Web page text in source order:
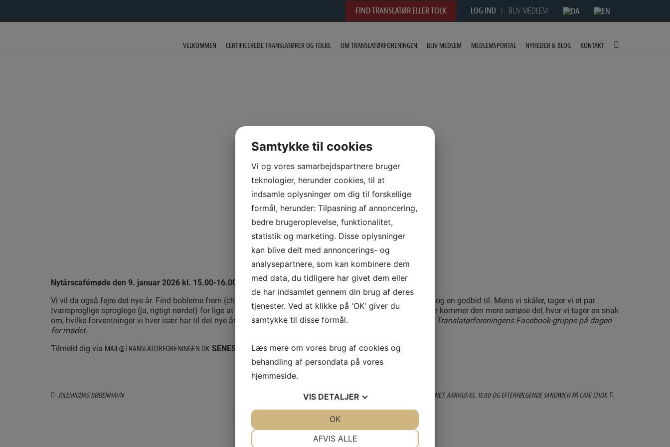
FIND TRANSLATØR ELLER TOLK LOG IND BLIV MEDLEM
VELKOMMEN CERTIFICEREDE TRANSLATØRER OG TOLKE OM TRANSLATØRFORENINGEN BLIV MEDLEM MEDLEMSPORTAL NYHEDER & BLOG KONTAKT
NYTÅRSCAFÉMØDE
Nytårscafémøde den 9. januar 2026 kl. 15.00-16.00
Vi vil da også fejre det nye år. Find boblerne frem (champagne, sodavand, øl med/uden alkohol, danskvand…) og en godbid til. Mens vi skåler, tager vi et par
tværsproglige sproglege (ja, rigtigt nørdet) for lige at komme i den rette stemning – det er jo en fredag! Derefter kommer den mere seriøse del, hvor vi tager en snak
om, hvilke forventninger vi hver især har til det nye år.
Zoom-link udsendes med outlook-invitation og lægges i Translatørforeningens Facebook-gruppe på dagen
for mødet.
Tilmeld dig via MAIL@TRANSLATORFORENINGEN.DK SENEST 6. januar 2026.
JULEMIDDAG KØBENHAVN BESØG I SMYKKESKRINET, AARHUS KL. 15.00 OG EFTERFØLGENDE SANDWICH PÅ CAFÉ CHOK
Samtykke til cookies
Vi og vores samarbejdspartnere bruger
teknologier, herunder cookies, til at
indsamle oplysninger om dig til forskellige
formål, herunder: Tilpasning af annoncering,
bedre brugeroplevelse, funktionalitet,
statistik og marketing. Disse oplysninger
kan blive delt med annoncerings- og
analysepartnere, som kan kombinere dem
med data, du tidligere har givet dem eller
de har indsamlet gennem din brug af deres
tjenester. Ved at klikke på 'OK' giver du
samtykke til disse formål.
Læs mere om vores brug af cookies og
behandling af persondata på vores
hjemmeside.
VIS DETALJER
AFVIS ALLE
OK